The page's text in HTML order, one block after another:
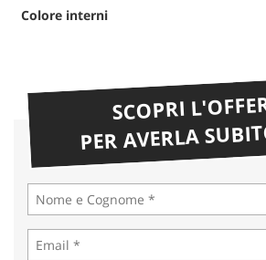
Colore interni
SCOPRI
PER AVERLA